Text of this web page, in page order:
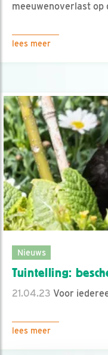
meeuwenoverlast op
lees meer
Nieuws
Tuintelling:
21.04.23 Voor
lees meer